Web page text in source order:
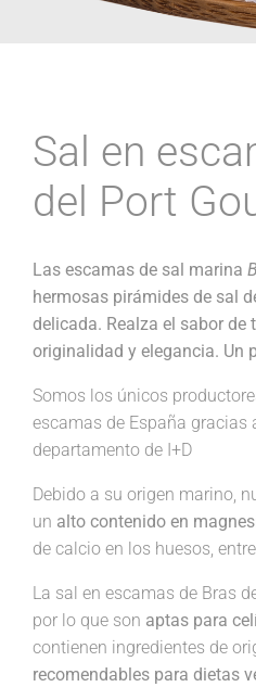
Sal en
del Port
Las escamas de sal marina
hermosas pirámides de sal
delicada. Realza el sabor
originalidad y elegancia. Un
Somos los únicos
escamas de España gracias
departamento de I+D
Debido a su origen marino,
un alto contenido en
de calcio en los huesos,
La sal en escamas de Bras
por lo que son aptas para
contienen ingredientes de
recomendables para dietas